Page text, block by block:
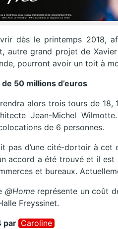
dès le printemps 2018,
autre grand projet de
pourront avoir un toit à
50 millions d’euros
alors trois tours de 18,
Jean-Michel
de 6 personnes.
pas d’une cité-dortoir à
accord a été trouvé et il
et bureaux.
@Homereprésente un coût
Freyssinet.
par Caroline